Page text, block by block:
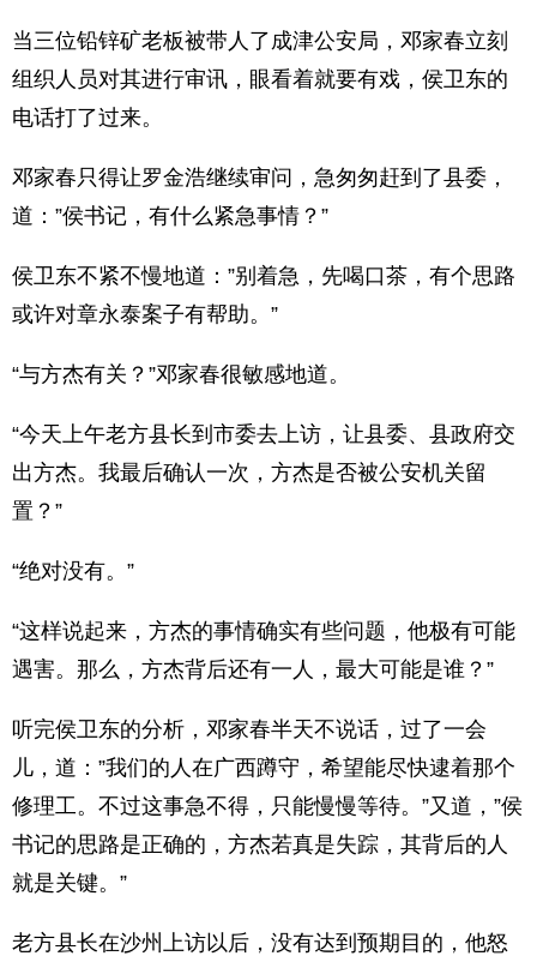
当三位铅锌矿老板被带人了成津公安局，邓家春立刻
组织人员对其进行审讯，眼看着就要有戏，侯卫东的
电话打了过来。
邓家春只得让罗金浩继续审问，急匆匆赶到了县委，
道：”侯书记，有什么紧急事情？”
侯卫东不紧不慢地道：”别着急，先喝口茶，有个思路
或许对章永泰案子有帮助。”
“与方杰有关？”邓家春很敏感地道。
“今天上午老方县长到市委去上访，让县委、县政府交
出方杰。我最后确认一次，方杰是否被公安机关留
置？”
“绝对没有。”
“这样说起来，方杰的事情确实有些问题，他极有可能
遇害。那么，方杰背后还有一人，最大可能是谁？”
听完侯卫东的分析，邓家春半天不说话，过了一会
儿，道：”我们的人在广西蹲守，希望能尽快逮着那个
修理工。不过这事急不得，只能慢慢等待。”又道，”侯
书记的思路是正确的，方杰若真是失踪，其背后的人
就是关键。”
老方县长在沙州上访以后，没有达到预期目的，他怒